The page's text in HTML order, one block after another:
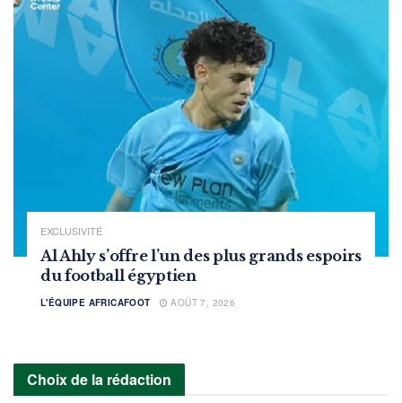
EXCLUSIVITÉ
Al Ahly s’offre l’un des plus grands espoirs
du football égyptien
L'ÉQUIPE AFRICAFOOT AOÛT 7, 2026
Choix de la rédaction